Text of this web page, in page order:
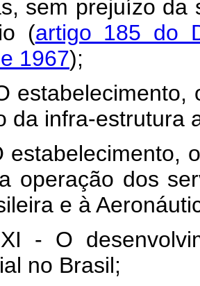
sem prejuízo da
(artigo 185 do
1967);
o
da infra-estrutura
o
operação dos
e à
no Brasil;